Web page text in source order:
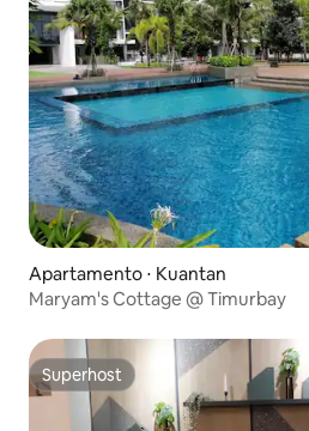
Apartamento ⋅ Kuantan
Maryam's Cottage @ Timurbay
Superhost
Superhost